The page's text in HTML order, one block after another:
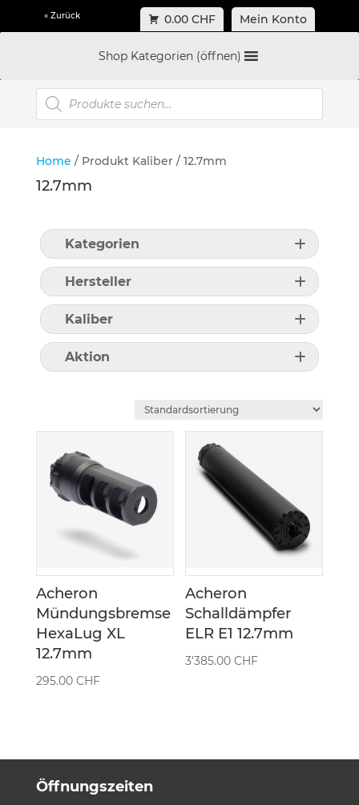
« Zurück 0.00 CHF Mein Konto
Shop Kategorien (öffnen)
Products
search
Home / Produkt Kaliber / 12.7mm
12.7mm
Kategorien
Hersteller
Kaliber
Aktion
Acheron
Mündungsbremse
HexaLug XL
12.7mm
295.00 CHF
Acheron
Schalldämpfer
ELR E1 12.7mm
3'385.00CHF
Öffnungszeiten